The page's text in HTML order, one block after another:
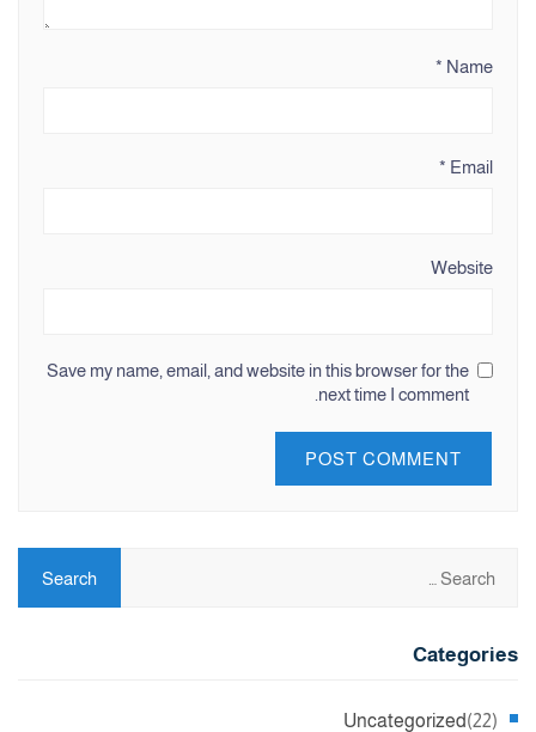
Name
*
Email
*
Website
Save my name, email, and website in this browser for the
next time I comment.
Categories
Uncategorized (22)